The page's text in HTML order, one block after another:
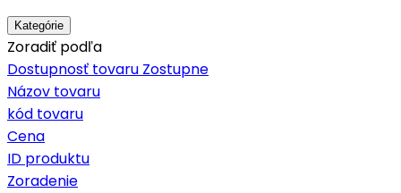
Kategórie
Zoradiť podľa
Dostupnosť tovaru Zostupne
Názov tovaru
kód tovaru
Cena
ID produktu
Zoradenie